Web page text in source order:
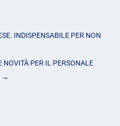
INDISPENSABILE PER NON
PER IL PERSONALE
→